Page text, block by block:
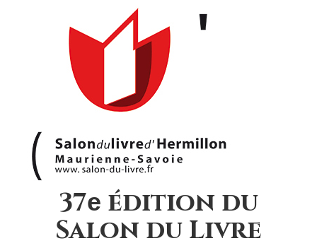
37e édition du
Salon du Livre